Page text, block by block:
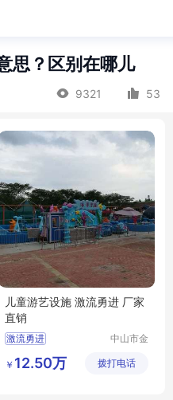
思？区别在哪儿
9321 53
儿童游艺设施 激流勇进 厂家
直销
激流勇进
中山市金
备有限公
￥ 12.50万 拨打电话